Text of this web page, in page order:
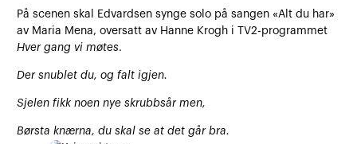
På scenen skal Edvardsen synge solo på sangen «Alt du har»
av Maria Mena, oversatt av Hanne Krogh i TV2-programmet
Hver gang vi møtes.
Der snublet du, og falt igjen.
Sjelen fikk noen nye skrubbsår men,
Børsta knærna, du skal se at det går bra.